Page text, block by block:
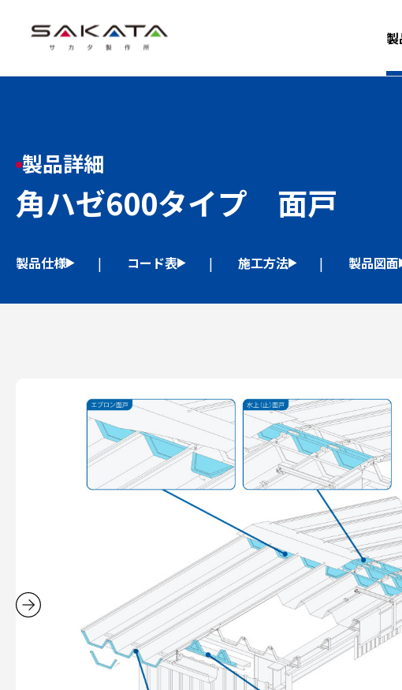
製品詳細
角ハゼ600タイプ 面戸
製品仕様 コード表 施工方法 製品図面